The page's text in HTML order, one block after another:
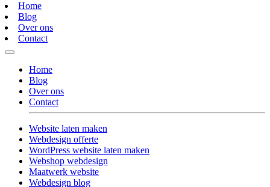
Home
Blog
Over ons
Contact
Home
Blog
Over ons
Contact
Website laten maken
Webdesign offerte
WordPress website laten maken
Webshop webdesign
Maatwerk website
Webdesign blog